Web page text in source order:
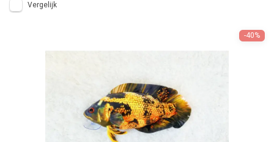
Vergelijk
-40%